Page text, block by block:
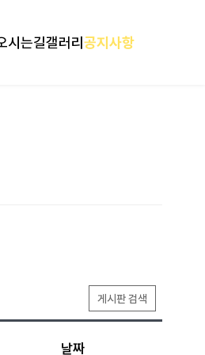
시는길갤러리공지사항
게시판 검색
날짜